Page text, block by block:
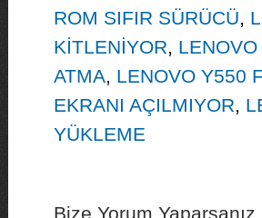
ROM SIFIR SÜRÜCÜ,
KİTLENİYOR,
ATMA, LENOVO Y550
EKRANI AÇILMIYOR,
YÜKLEME
Bize Yorum